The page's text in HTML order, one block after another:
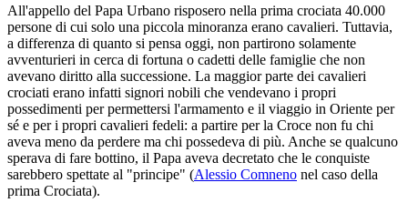
All'appello del Papa Urbano risposero nella prima crociata 40.000
persone di cui solo una piccola minoranza erano cavalieri. Tuttavia,
a differenza di quanto si pensa oggi, non partirono solamente
avventurieri in cerca di fortuna o cadetti delle famiglie che non
avevano diritto alla successione. La maggior parte dei cavalieri
crociati erano infatti signori nobili che vendevano i propri
possedimenti per permettersi l'armamento e il viaggio in Oriente per
sé e per i propri cavalieri fedeli: a partire per la Croce non fu chi
aveva meno da perdere ma chi possedeva di più. Anche se qualcuno
sperava di fare bottino, il Papa aveva decretato che le conquiste
sarebbero spettate al "principe" (Alessio Comneno nel caso della
prima Crociata).